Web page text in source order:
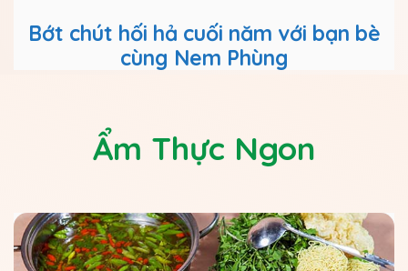
Bớt chút hối hả cuối năm với bạn bè
cùng Nem Phùng
Ẩm Thực Ngon